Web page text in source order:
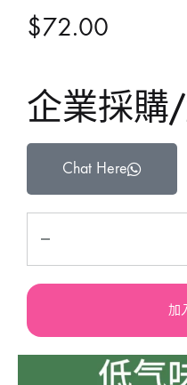
$72.00
企業採購
Chat Here
加